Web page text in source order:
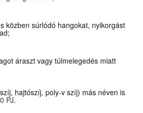
közben súrlódó hangokat, nyikorgást
áraszt vagy túlmelegedés miatt
hajtószíj, poly-v szíj) más néven is
PJ.